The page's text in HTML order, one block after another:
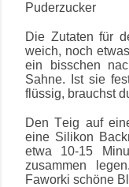
Puderzucker
Die Zutaten für
weich, noch
ein bisschen
Sahne. Ist sie
flüssig, brauchst
Den Teig auf
eine Silikon
etwa 10-15
zusammen
Faworki schöne